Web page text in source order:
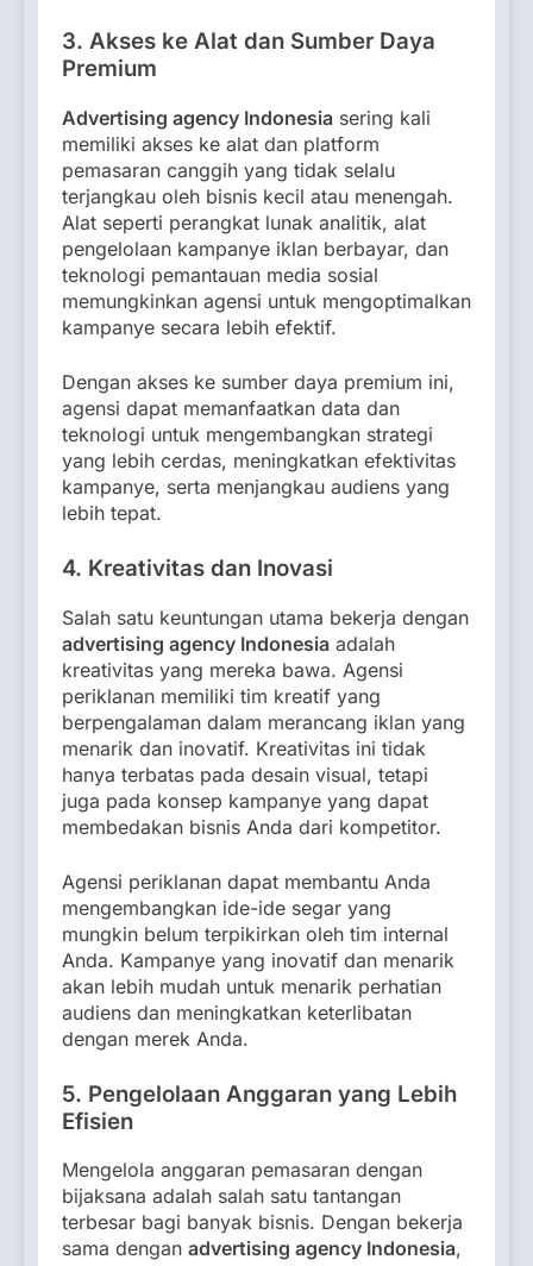
3. Akses ke Alat dan Sumber Daya
Premium
Advertising agency Indonesia sering kali
memiliki akses ke alat dan platform
pemasaran canggih yang tidak selalu
terjangkau oleh bisnis kecil atau menengah.
Alat seperti perangkat lunak analitik, alat
pengelolaan kampanye iklan berbayar, dan
teknologi pemantauan media sosial
memungkinkan agensi untuk mengoptimalkan
kampanye secara lebih efektif.
Dengan akses ke sumber daya premium ini,
agensi dapat memanfaatkan data dan
teknologi untuk mengembangkan strategi
yang lebih cerdas, meningkatkan efektivitas
kampanye, serta menjangkau audiens yang
lebih tepat.
4. Kreativitas dan Inovasi
Salah satu keuntungan utama bekerja dengan
advertising agency Indonesia adalah
kreativitas yang mereka bawa. Agensi
periklanan memiliki tim kreatif yang
berpengalaman dalam merancang iklan yang
menarik dan inovatif. Kreativitas ini tidak
hanya terbatas pada desain visual, tetapi
juga pada konsep kampanye yang dapat
membedakan bisnis Anda dari kompetitor.
Agensi periklanan dapat membantu Anda
mengembangkan ide-ide segar yang
mungkin belum terpikirkan oleh tim internal
Anda. Kampanye yang inovatif dan menarik
akan lebih mudah untuk menarik perhatian
audiens dan meningkatkan keterlibatan
dengan merek Anda.
5. Pengelolaan Anggaran yang Lebih
Efisien
Mengelola anggaran pemasaran dengan
bijaksana adalah salah satu tantangan
terbesar bagi banyak bisnis. Dengan bekerja
sama dengan advertising agency Indonesia,